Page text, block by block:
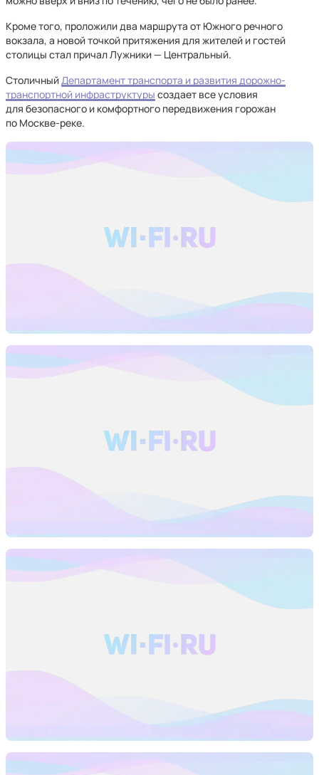
Кроме того, проложили два маршрута от Южного речного
вокзала, а новой точкой притяжения для жителей и гостей
столицы стал причал Лужники — Центральный.
СтоличныйДепартамент транспорта и развития дорожно-
транспортной инфраструктуры создает все условия
для безопасного и комфортного передвижения горожан
по Москве-реке.